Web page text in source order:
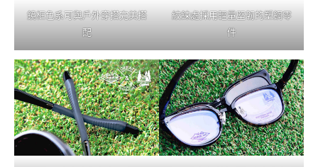
鏡框色系可與戶外穿搭完美搭
配
絞鍊處採用輕量堅韌的塑鋼零
件